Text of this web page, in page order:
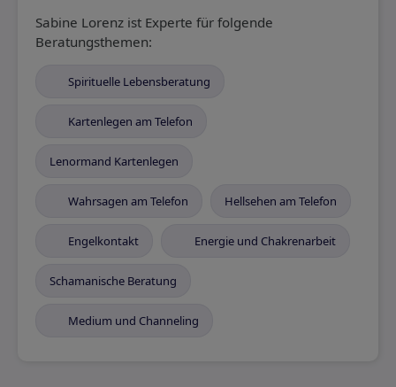
Sabine Lorenz ist Experte für folgende
Beratungsthemen:
Spirituelle Lebensberatung
Kartenlegen am Telefon
Lenormand Kartenlegen
Wahrsagen am Telefon Hellsehen am Telefon
Engelkontakt Energie und Chakrenarbeit
Schamanische Beratung
Medium und Channeling